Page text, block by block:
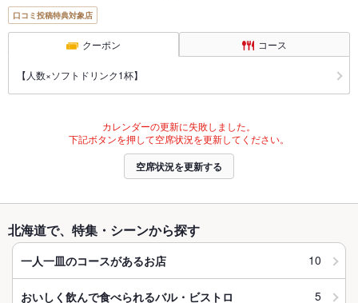
口コミ投稿特典対象店
クーポン コース
【人数×ソフトドリンク1杯】
カレンダーの更新に失敗しました。
下記ボタンを押して空席状況を更新してください。
空席状況を更新する
北海道で、特集・シーンから探す
一人一皿のコースがあるお店 10
おいしく飲んで食べられるバル・ビストロ 5